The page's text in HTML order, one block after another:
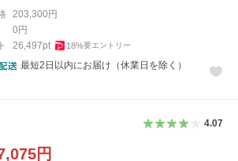
203,300 円
0 円
26,497pt 18%要エントリー
最短2日以内にお届け（休業日を除く）
4.07
円